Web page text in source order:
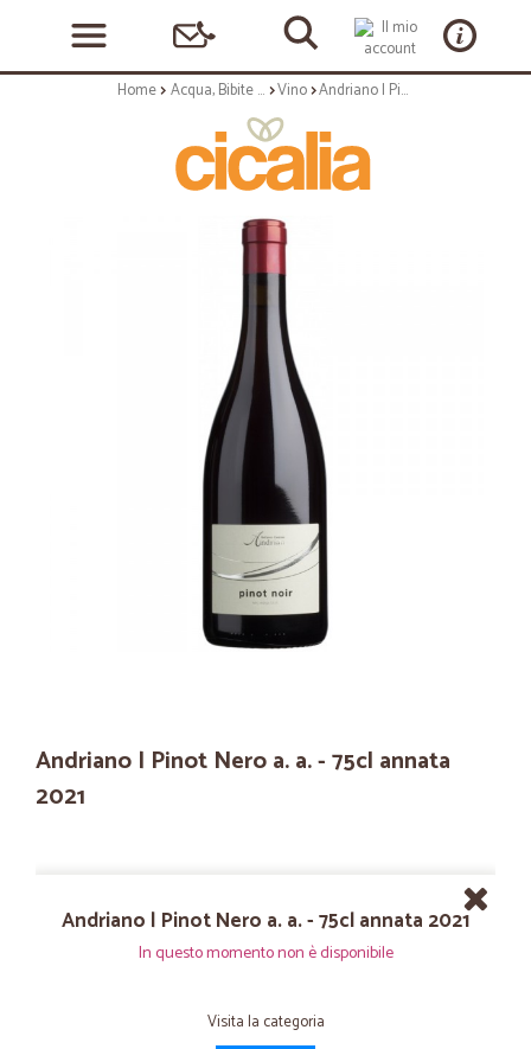
Home Acqua, Bibite e Alcolici Vino Andriano | Pinot Nero a. a. - 75cl annata 2021
Andriano | Pinot Nero a. a. - 75cl annata
2021
Andriano | Pinot Nero a. a. - 75cl annata 2021
In questo momento non è disponibile
Visita la categoria